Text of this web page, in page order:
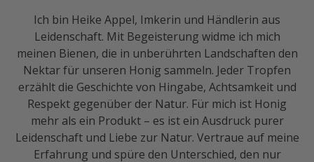
Ich bin Heike Appel, Imkerin und Händlerin aus
Leidenschaft. Mit Begeisterung widme ich mich
meinen Bienen, die in unberührten Landschaften den
Nektar für unseren Honig sammeln. Jeder Tropfen
erzählt die Geschichte von Hingabe, Achtsamkeit und
Respekt gegenüber der Natur. Für mich ist Honig
mehr als ein Produkt – es ist ein Ausdruck purer
Leidenschaft und Liebe zur Natur. Vertraue auf meine
Erfahrung und spüre den Unterschied, den nur